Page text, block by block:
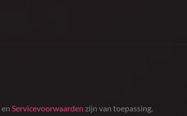
en Servicevoorwaarden zijn van toepassing.